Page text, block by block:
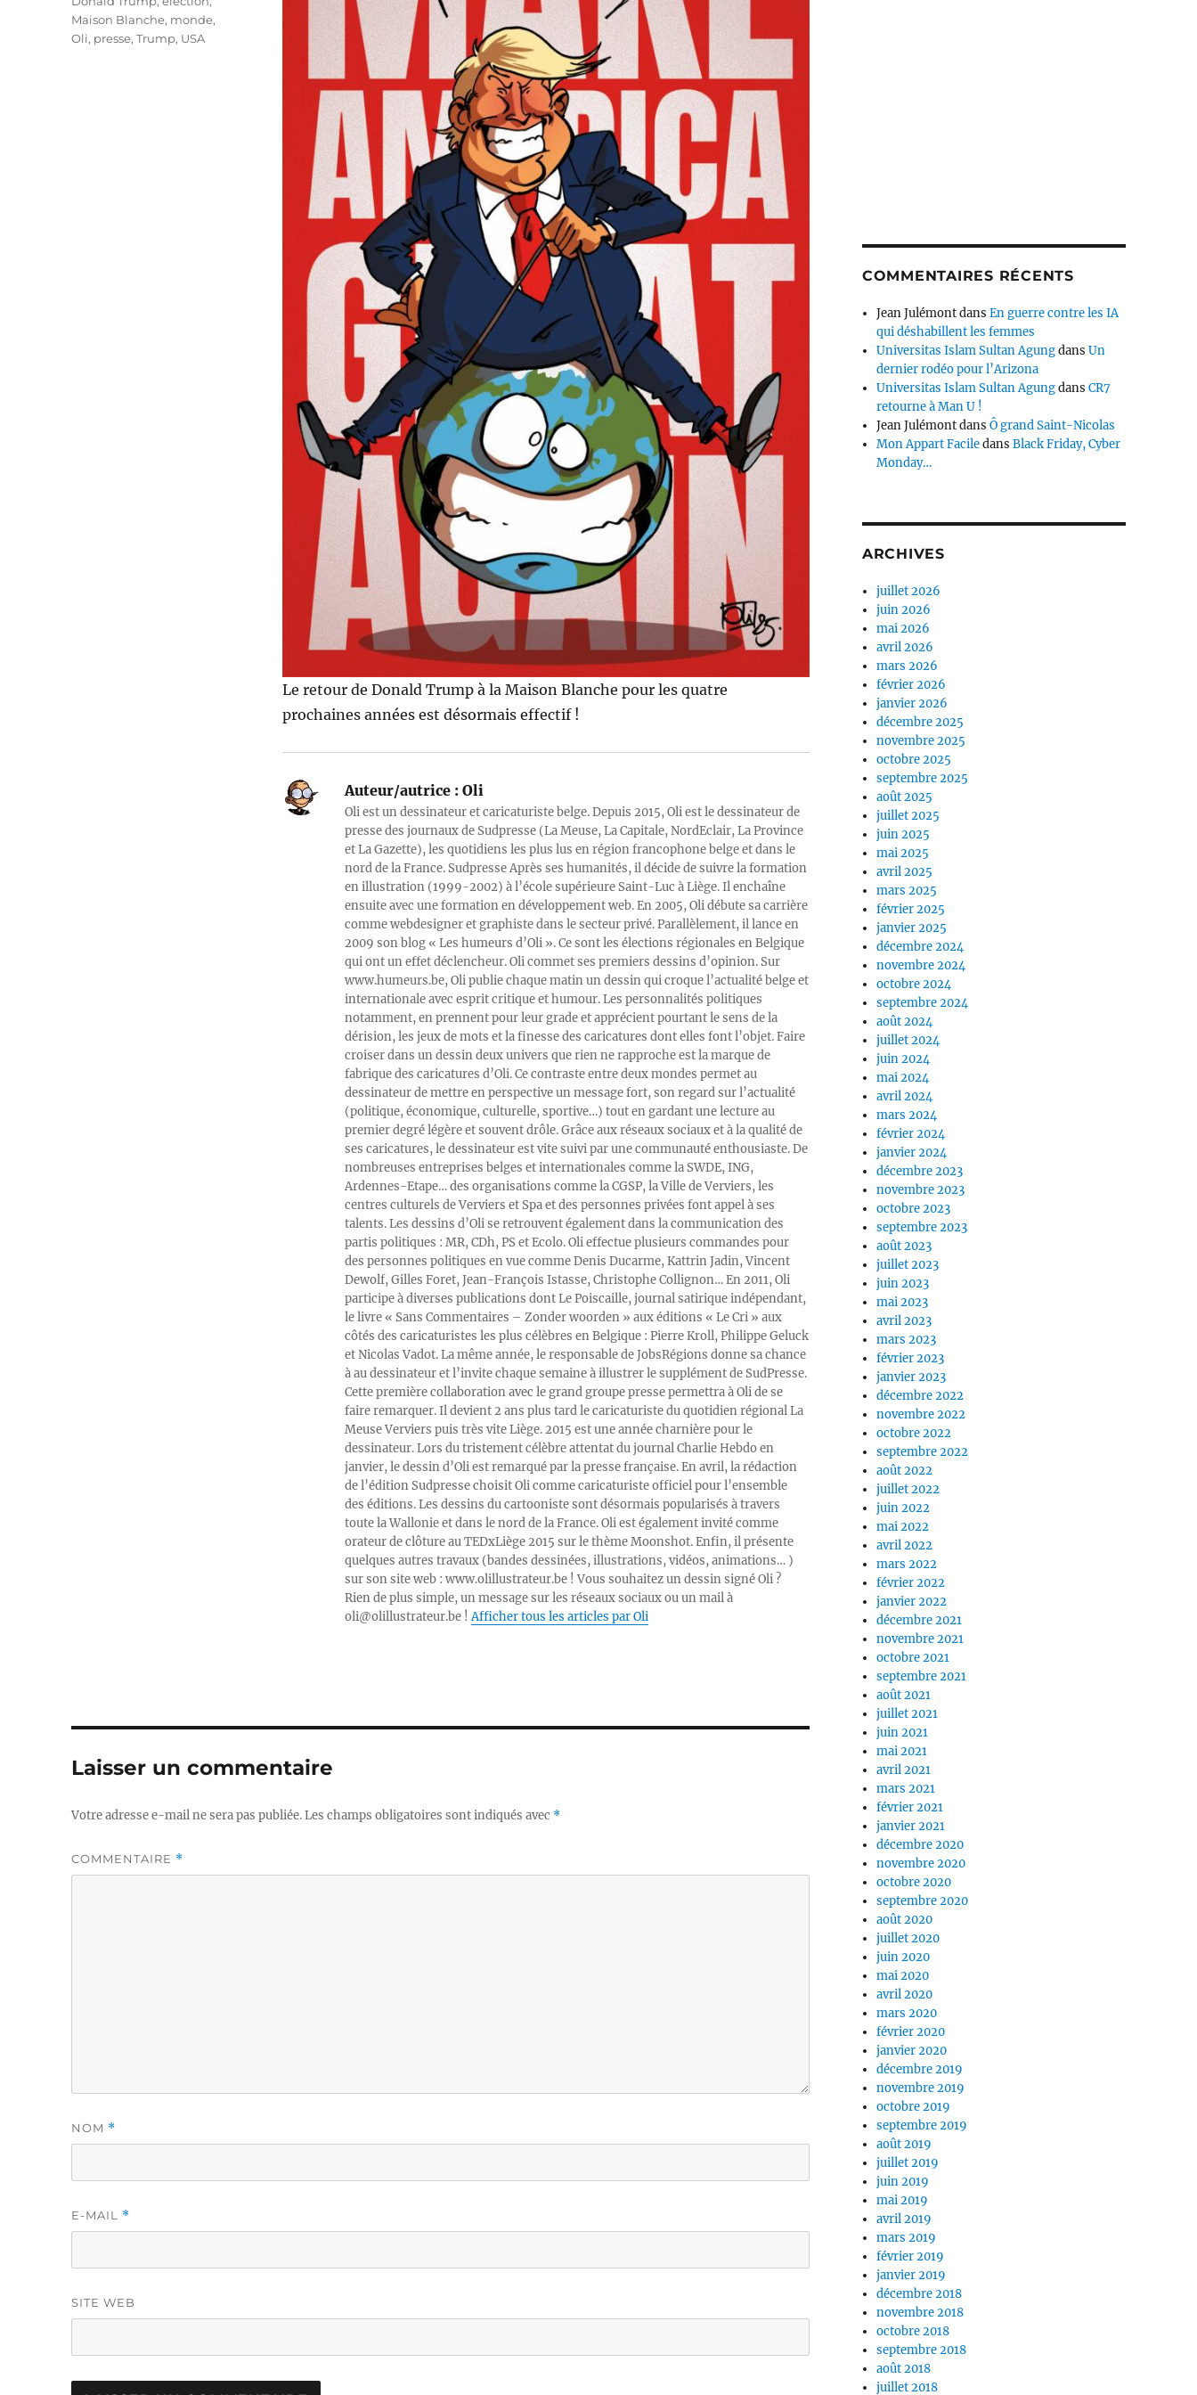
Le retour de Donald Trump à la Maison Blanche pour les quatre
prochaines années est désormais effectif !
Auteur/autrice :Oli
Oli est un dessinateur et caricaturiste belge. Depuis 2015, Oli est le dessinateur de
presse des journaux de Sudpresse (La Meuse, La Capitale, NordEclair, La Province
et La Gazette), les quotidiens les plus lus en région francophone belge et dans le
nord de la France. Sudpresse Après ses humanités, il décide de suivre la formation
en illustration (1999-2002) à l’école supérieure Saint-Luc à Liège. Il enchaîne
ensuite avec une formation en développement web. En 2005, Oli débute sa carrière
comme webdesigner et graphiste dans le secteur privé. Parallèlement, il lance en
2009 son blog « Les humeurs d’Oli ». Ce sont les élections régionales en Belgique
qui ont un effet déclencheur. Oli commet ses premiers dessins d’opinion. Sur
www.humeurs.be, Oli publie chaque matin un dessin qui croque l’actualité belge et
internationale avec esprit critique et humour. Les personnalités politiques
notamment, en prennent pour leur grade et apprécient pourtant le sens de la
dérision, les jeux de mots et la finesse des caricatures dont elles font l’objet. Faire
croiser dans un dessin deux univers que rien ne rapproche est la marque de
fabrique des caricatures d’Oli. Ce contraste entre deux mondes permet au
dessinateur de mettre en perspective un message fort, son regard sur l’actualité
(politique, économique, culturelle, sportive…) tout en gardant une lecture au
premier degré légère et souvent drôle. Grâce aux réseaux sociaux et à la qualité de
ses caricatures, le dessinateur est vite suivi par une communauté enthousiaste. De
nombreuses entreprises belges et internationales comme la SWDE, ING,
Ardennes-Etape… des organisations comme la CGSP, la Ville de Verviers, les
centres culturels de Verviers et Spa et des personnes privées font appel à ses
talents. Les dessins d’Oli se retrouvent également dans la communication des
partis politiques : MR, CDh, PS et Ecolo. Oli effectue plusieurs commandes pour
des personnes politiques en vue comme Denis Ducarme, Kattrin Jadin, Vincent
Dewolf, Gilles Foret, Jean-François Istasse, Christophe Collignon… En 2011, Oli
participe à diverses publications dont Le Poiscaille, journal satirique indépendant,
le livre « Sans Commentaires – Zonder woorden » aux éditions « Le Cri » aux
côtés des caricaturistes les plus célèbres en Belgique : Pierre Kroll, Philippe Geluck
et Nicolas Vadot. La même année, le responsable de JobsRégions donne sa chance
à au dessinateur et l’invite chaque semaine à illustrer le supplément de SudPresse.
Cette première collaboration avec le grand groupe presse permettra à Oli de se
faire remarquer. Il devient 2 ans plus tard le caricaturiste du quotidien régional La
Meuse Verviers puis très vite Liège. 2015 est une année charnière pour le
dessinateur. Lors du tristement célèbre attentat du journal Charlie Hebdo en
janvier, le dessin d’Oli est remarqué par la presse française. En avril, la rédaction
de l’édition Sudpresse choisit Oli comme caricaturiste officiel pour l’ensemble
des éditions. Les dessins du cartooniste sont désormais popularisés à travers
toute la Wallonie et dans le nord de la France. Oli est également invité comme
orateur de clôture au TEDxLiège 2015 sur le thème Moonshot. Enfin, il présente
quelques autres travaux (bandes dessinées, illustrations, vidéos, animations… )
sur son site web : www.olillustrateur.be ! Vous souhaitez un dessin signé Oli ?
Rien de plus simple, un message sur les réseaux sociaux ou un mail à
oli@olillustrateur.be !Afficher tous les articles par Oli
Maison Blanche, monde,
Oli, presse,Trump, USA
Laisser un commentaire
Votre adresse e-mail ne sera pas publiée.Les champs obligatoires sont indiqués avec *
COMMENTAIRE *
NOM *
E-MAIL *
SITE WEB
COMMENTAIRES RÉCENTS
Jean JulémontdansEn guerre contre les IA
qui déshabillent les femmes
Universitas Islam Sultan AgungdansUn
dernier rodéo pour l’Arizona
Universitas Islam Sultan AgungdansCR7
retourne à Man U !
Jean JulémontdansÔ grand Saint-Nicolas
Mon Appart FaciledansBlack Friday, Cyber
Monday…
ARCHIVES
juillet 2026
juin 2026
mai 2026
avril 2026
mars 2026
février 2026
janvier 2026
décembre 2025
novembre 2025
octobre 2025
septembre 2025
août 2025
juillet 2025
juin 2025
mai 2025
avril 2025
mars 2025
février 2025
janvier 2025
décembre 2024
novembre 2024
octobre 2024
septembre 2024
août 2024
juillet 2024
juin 2024
mai 2024
avril 2024
mars 2024
février 2024
janvier 2024
décembre 2023
novembre 2023
octobre 2023
septembre 2023
août 2023
juillet 2023
juin 2023
mai 2023
avril 2023
mars 2023
février 2023
janvier 2023
décembre 2022
novembre 2022
octobre 2022
septembre 2022
août 2022
juillet 2022
juin 2022
mai 2022
avril 2022
mars 2022
février 2022
janvier 2022
décembre 2021
novembre 2021
octobre 2021
septembre 2021
août 2021
juillet 2021
juin 2021
mai 2021
avril 2021
mars 2021
février 2021
janvier 2021
décembre 2020
novembre 2020
octobre 2020
septembre 2020
août 2020
juillet 2020
juin 2020
mai 2020
avril 2020
mars 2020
février 2020
janvier 2020
décembre 2019
novembre 2019
octobre 2019
septembre 2019
août 2019
juillet 2019
juin 2019
mai 2019
avril 2019
mars 2019
février 2019
janvier 2019
décembre 2018
novembre 2018
octobre 2018
septembre 2018
août 2018
juillet 2018